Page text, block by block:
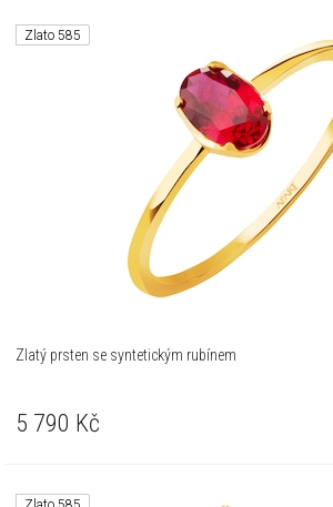
Zlato 585
Zlatý prsten se syntetickým rubínem
5 790 Kč